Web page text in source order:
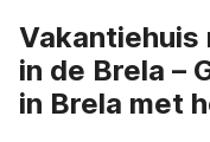
Vakantiehuis
in de Brela –
in Brela met